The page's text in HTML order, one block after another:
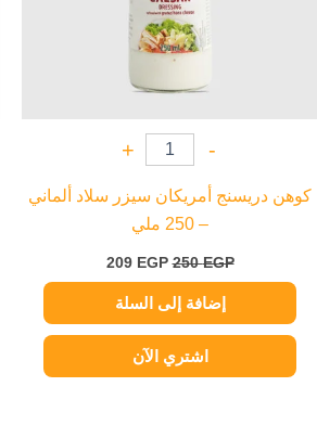
-
+
كوهن دريسنج أمريكان سيزر سلاد ألماني
– 250 ملي
250EGP
209 EGP
إضافة إلى السلة
اشتري الآن